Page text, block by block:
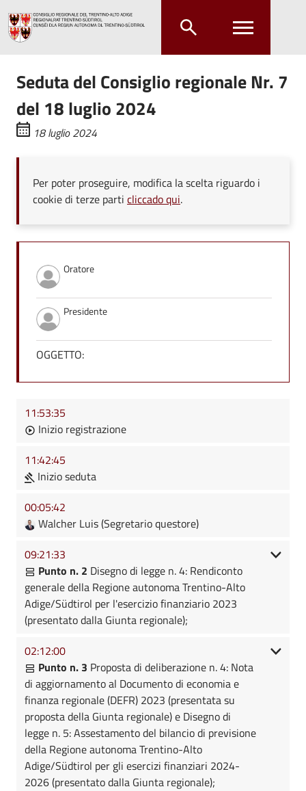
Seduta del Consiglio regionale Nr. 7
del 18 luglio 2024
18 luglio 2024
Per poter proseguire, modifica la scelta riguardo i
cookie di terze parti cliccado qui.
Oratore
Presidente
OGGETTO:
11:53:35
Inizio registrazione
11:42:45
Inizio seduta
00:05:42
Walcher Luis (Segretario questore)
09:21:33
Punto n. 2 Disegno di legge n. 4: Rendiconto
generale della Regione autonoma Trentino-Alto
Adige/Südtirol per l'esercizio finanziario 2023
(presentato dalla Giunta regionale);
02:12:00
Punto n. 3 Proposta di deliberazione n. 4: Nota
di aggiornamento al Documento di economia e
finanza regionale (DEFR) 2023 (presentata su
proposta della Giunta regionale) e Disegno di
legge n. 5: Assestamento del bilancio di previsione
della Regione autonoma Trentino-Alto
Adige/Südtirol per gli esercizi finanziari 2024-
2026 (presentato dalla Giunta regionale);